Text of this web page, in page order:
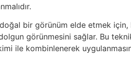
bir görünüm elde etmek
görünmesini sağlar. Bu
ile kombinlenerek